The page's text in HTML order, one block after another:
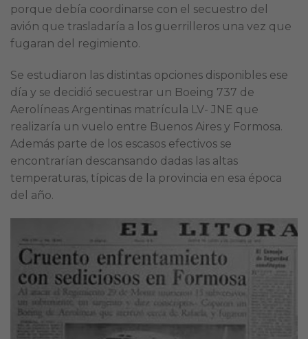
porque debía coordinarse con el secuestro del
avión que trasladaría a los guerrilleros una vez que
fugaran del regimiento.
Se estudiaron las distintas opciones disponibles ese
día y se decidió secuestrar un Boeing 737 de
Aerolíneas Argentinas matrícula LV- JNE que
realizaría un vuelo entre Buenos Aires y Formosa.
Además parte de los escasos efectivos se
encontrarían descansando dadas las altas
temperaturas, típicas de la provincia en esa época
del año.